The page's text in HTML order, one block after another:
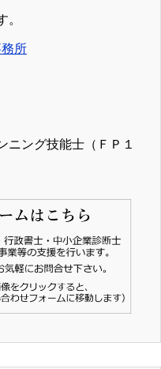
。
所
ニング技能士（ＦＰ１